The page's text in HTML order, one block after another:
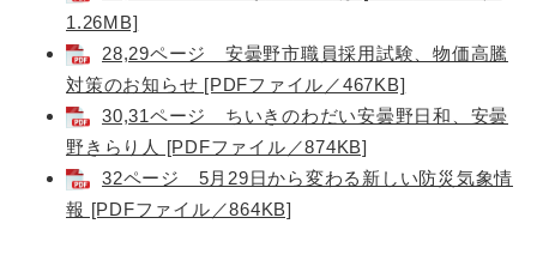
1.26MB]
28,29ページ 安曇野市職員採用試験、物価高騰
対策のお知らせ [PDFファイル／467KB]
30,31ページ ちいきのわだい安曇野日和、安曇
野きらり人 [PDFファイル／874KB]
32ページ 5月29日から変わる新しい防災気象情
報 [PDFファイル／864KB]